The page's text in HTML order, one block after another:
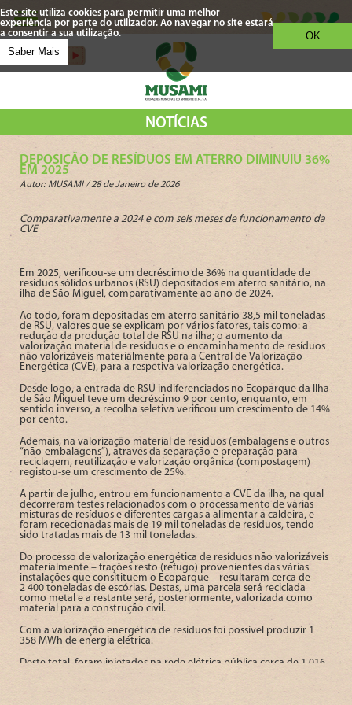
Este site utiliza cookies para permitir uma melhor
experiência por parte do utilizador. Ao navegar no site estará
a consentir a sua utilização.
Saber Mais
OK
NOTÍCIAS
DEPOSIÇÃO DE RESÍDUOS EM ATERRO DIMINUIU 36%
EM 2025
Autor: MUSAMI /28 de Janeiro de 2026
Comparativamente a 2024 e com seis meses de funcionamento da
CVE
Em 2025, verificou-se um decréscimo de 36% na quantidade de
resíduos sólidos urbanos (RSU) depositados em aterro sanitário, na
ilha de São Miguel, comparativamente ao ano de 2024.
Ao todo, foram depositadas em aterro sanitário 38,5 mil toneladas
de RSU, valores que se explicam por vários fatores, tais como: a
redução da produção total de RSU na ilha; o aumento da
valorização material de resíduos e o encaminhamento de resíduos
não valorizáveis materialmente para a Central de Valorização
Energética (CVE), para a respetiva valorização energética.
Desde logo, a entrada de RSU indiferenciados no Ecoparque da Ilha
de São Miguel teve um decréscimo 9 por cento, enquanto, em
sentido inverso, a recolha seletiva verificou um crescimento de 14%
por cento.
Ademais, na valorização material de resíduos (embalagens e outros
“não-embalagens”), através da separação e preparação para
reciclagem, reutilização e valorização orgânica (compostagem)
registou-se um crescimento de 25%.
A partir de julho, entrou em funcionamento a CVE da ilha, na qual
decorreram testes relacionados com o processamento de várias
misturas de resíduos e diferentes cargas a alimentar a caldeira, e
foram rececionadas mais de 19 mil toneladas de resíduos, tendo
sido tratadas mais de 13 mil toneladas.
Do processo de valorização energética de resíduos não valorizáveis
materialmente – frações resto (refugo) provenientes das várias
instalações que consitituem o Ecoparque – resultaram cerca de
2 400 toneladas de escórias. Destas, uma parcela será reciclada
como metal e a restante será, posteriormente, valorizada como
material para a construção civil.
Com a valorização energética de resíduos foi possível produzir 1
358 MWh de energia elétrica.
Deste total, foram injetados na rede elétrica pública cerca de 1 016
MWh. A quantidade remanescente foi autoconsumida pelas